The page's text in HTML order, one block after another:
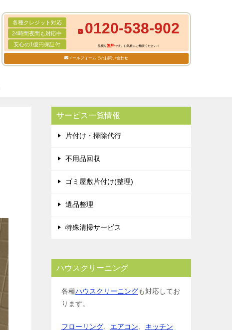
各種クレジット対応
24時間夜間も対応中
安心の1億円保証付
0120-538-902
見積り無料です。お気軽にご相談ください！
メールフォームでのお問い合わせ
サービス一覧情報
片付け・掃除代行
不用品回収
ゴミ屋敷片付け(整理)
遺品整理
特殊清掃サービス
ハウスクリーニング
各種ハウスクリーニングも対応してお
ります。
フローリング エアコン
キッチン